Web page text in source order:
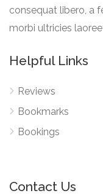
consequat libero, a
morbi ultricies
Helpful Links
Reviews
Bookmarks
Bookings
Contact Us